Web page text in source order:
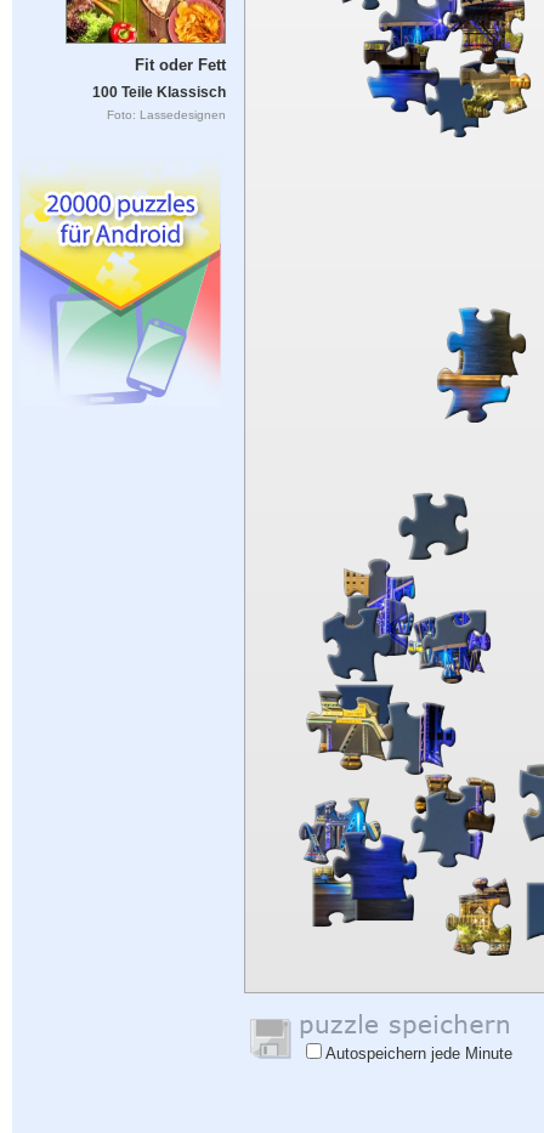
Fit oder Fett
100 Teile Klassisch
Foto: Lassedesignen
Autospeichern jede Minute